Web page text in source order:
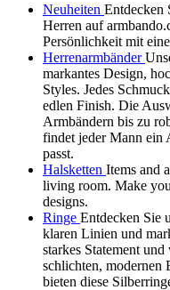
Neuheiten Entdecken
Herren auf
Persönlichkeit mit
Herrenarmbänder
markantes Design,
Styles. Jedes
edlen Finish. Die
Armbändern bis zu
findet jeder Mann ein
passt.
Halsketten Items and
living room. Make
designs.
Ringe Entdecken Sie
klaren Linien und
starkes Statement
schlichten, modernen
bieten diese